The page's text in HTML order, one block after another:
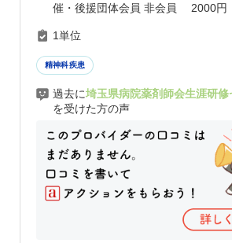
催・後援団体会員 非会員 2000円
1単位
精神科疾患
過去に埼玉県病院薬剤師会生涯研修
を受けた方の声